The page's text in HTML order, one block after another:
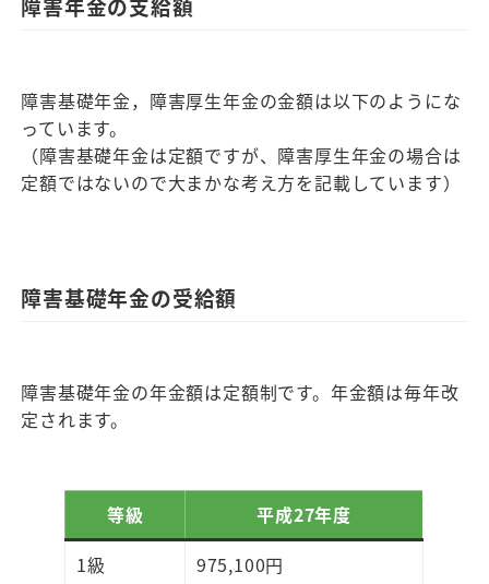
障害年金の支給額
障害基礎年金，障害厚生年金の金額は以下のようにな
っています。
（障害基礎年金は定額ですが、障害厚生年金の場合は
定額ではないので大まかな考え方を記載しています）
障害基礎年金の受給額
障害基礎年金の年金額は定額制です。年金額は毎年改
定されます。
等級
平成27年度
1級
975,100円